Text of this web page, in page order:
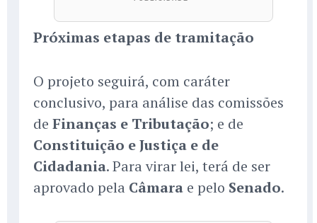
Próximas etapas de tramitação
O projeto seguirá, com caráter
conclusivo, para análise das comissões
de Finanças e Tributação; e de
Constituição e Justiça e de
Cidadania. Para virar lei, terá de ser
aprovado pela Câmara e pelo Senado.